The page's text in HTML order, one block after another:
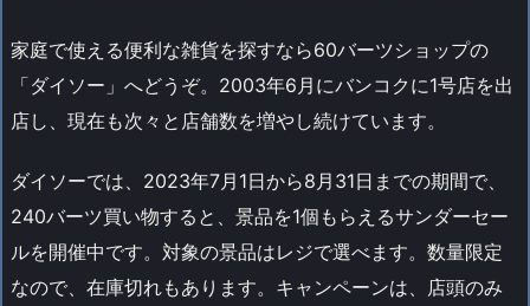
家庭で使える便利な雑貨を探すなら60バーツショップの
「ダイソー」へどうぞ。2003年6月にバンコクに1号店を出
店し、現在も次々と店舗数を増やし続けています。
ダイソーでは、2023年7月1日から8月31日までの期間で、
240バーツ買い物すると、景品を1個もらえるサンダーセー
ルを開催中です。対象の景品はレジで選べます。数量限定
なので、在庫切れもあります。キャンペーンは、店頭のみ